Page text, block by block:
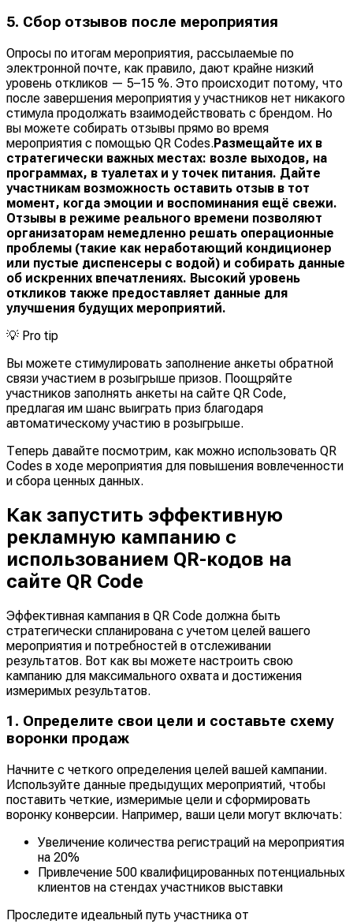
5. Сбор отзывов после мероприятия
Опросы по итогам мероприятия, рассылаемые по
электронной почте, как правило, дают крайне низкий
уровень откликов — 5–15 %. Это происходит потому, что
после завершения мероприятия у участников нет никакого
стимула продолжать взаимодействовать с брендом. Но
вы можете собирать отзывы прямо во время
мероприятия с помощью QR Codes.Размещайте их в
стратегически важных местах: возле выходов, на
программах, в туалетах и у точек питания. Дайте
участникам возможность оставить отзыв в тот
момент, когда эмоции и воспоминания ещё свежи.
Отзывы в режиме реального времени позволяют
организаторам немедленно решать операционные
проблемы (такие как неработающий кондиционер
или пустые диспенсеры с водой) и собирать данные
об искренних впечатлениях. Высокий уровень
откликов также предоставляет данные для
улучшения будущих мероприятий.
💡 Pro tip
Вы можете стимулировать заполнение анкеты обратной
связи участием в розыгрыше призов. Поощряйте
участников заполнять анкеты на сайте QR Code,
предлагая им шанс выиграть приз благодаря
автоматическому участию в розыгрыше.
Теперь давайте посмотрим, как можно использовать QR
Codes в ходе мероприятия для повышения вовлеченности
и сбора ценных данных.
Как запустить эффективную
рекламную кампанию с
использованием QR-кодов на
сайте QR Code
Эффективная кампания в QR Code должна быть
стратегически спланирована с учетом целей вашего
мероприятия и потребностей в отслеживании
результатов. Вот как вы можете настроить свою
кампанию для максимального охвата и достижения
измеримых результатов.
1. Определите свои цели и составьте схему
воронки продаж
Начните с четкого определения целей вашей кампании.
Используйте данные предыдущих мероприятий, чтобы
поставить четкие, измеримые цели и сформировать
воронку конверсии. Например, ваши цели могут включать:
Увеличение количества регистраций на мероприятия
на 20%
Привлечение 500 квалифицированных потенциальных
клиентов на стендах участников выставки
Проследите идеальный путь участника от